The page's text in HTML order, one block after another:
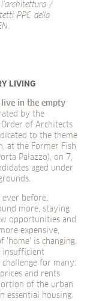
/
PPC della
LIVING
in the empty
by the
of Architects
to the theme
at the Former Fish
Palazzo), on 7,
aged under
ever before.
more, staying
opportunities and
expensive,
is changing.
insufficient
challenge for many:
and rents
of the urban
essential housing